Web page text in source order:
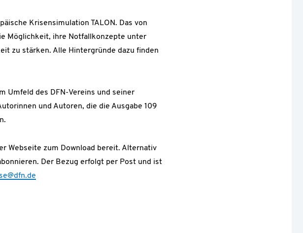
Krisensimulation TALON. Das von
Möglichkeit, ihre Notfallkonzepte unter
zu stärken. Alle Hintergründe dazu finden
Umfeld des DFN-Vereins und seiner
und Autoren, die die Ausgabe 109
Webseite zum Download bereit. Alternativ
Der Bezug erfolgt per Post und ist